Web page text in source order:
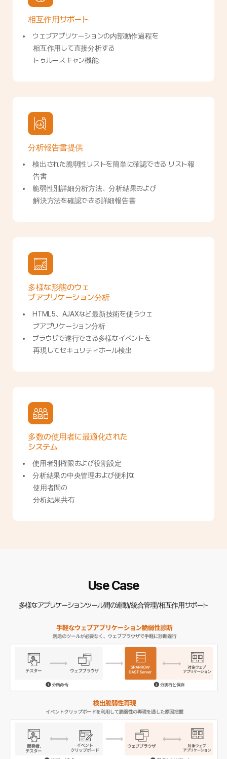
相互作用サポート
ウェブアプリケーションの内部動作過程を
相互作用して直接分析する
トゥルースキャン機能
分析報告書提供
検出された脆弱性リストを簡単に確認できる リスト報
告書
脆弱性別詳細分析方法、分析結果および
解決方法を確認できる詳細報告書
多様な形態のウェ
ブアプリケーション分析
HTML5、AJAXなど最新技術を使うウェ
ブアプリケーション分析
ブラウザで遂行できる多様なイベントを
再現してセキュリティホール検出
多数の使用者に最適化された
システム
使用者別権限および役割設定
分析結果の中央管理および便利な
使用者間の
分析結果共有
Use Case
多様なアプリケーションツール間の連動/統合管理/相互作用サポート